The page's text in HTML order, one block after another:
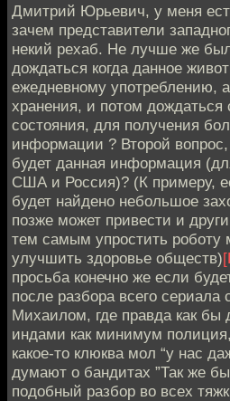
Дмитрий Юрьевич, у меня
зачем представители
некий рехаб. Не лучше же
дождаться когда данное
ежедневному употреблению,
хранения, и потом дождаться
состояния, для получения
информации ? Второй вопрос,
будет данная информация
США и Россия)? (К примеру,
будет найдено небольшое
позже может привести и
тем самым упростить роботу
улучшить здоровье обществ)
просьба конечно же если
после разбора всего сериала
Михаилом, где правда как бы
индами как минимум
какое-то клюква мол “у нас
думают о бандитах ”Так же
подобный разбор во всех